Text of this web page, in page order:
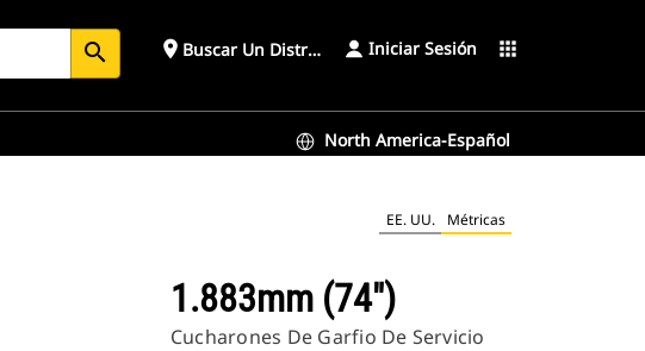
search place Buscar Un Distribuidor Iniciar Sesión apps
North America-Español
EE. UU. Métricas
1.883mm (74")
Cucharones De Garfio De Servicio